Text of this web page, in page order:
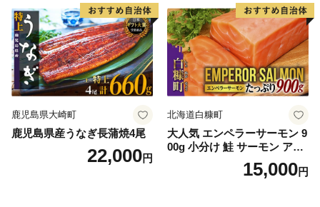
鹿児島県大崎町
鹿児島県産うなぎ長蒲焼4尾
22,000円
北海道白糠町
大人気 エンペラーサーモン 9
00g 小分け 鮭 サーモン アト
ランティックサーモン 水産
庁長官賞 受賞 さけ シャケ し
15,000円